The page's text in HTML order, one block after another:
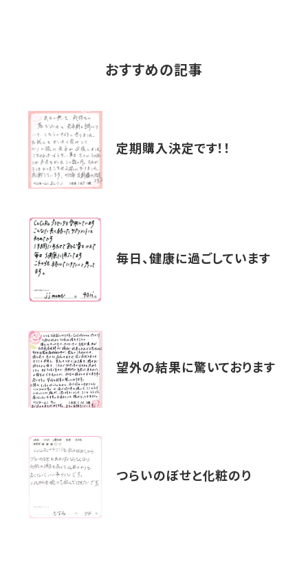
おすすめの記事
定期購入決定です！！
毎日、健康に過ごしています
望外の結果に驚いております
つらいのぼせと化粧のり